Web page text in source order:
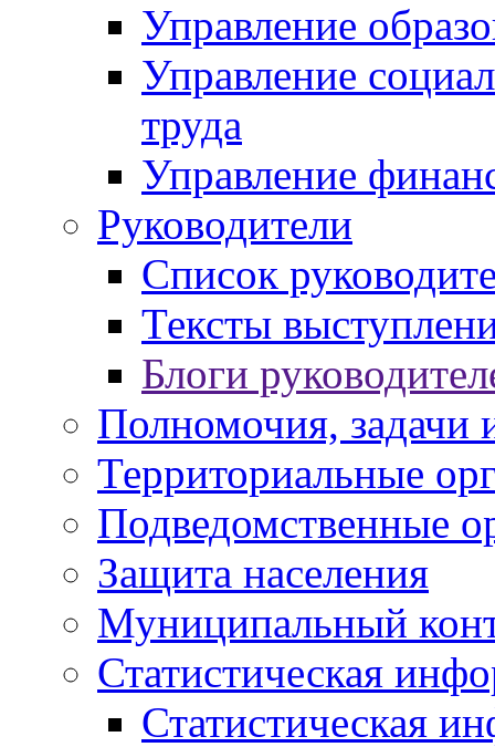
Управление
Управление
труда
Управление
Руководители
Список
Тексты
Блоги
Полномочия, задачи
Территориальные
Подведомственные
Защита населения
Муниципальный
Статистическая
Статистическая